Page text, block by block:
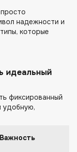
надежности и
которые
идеальный
фиксированный
удобную,
Важность